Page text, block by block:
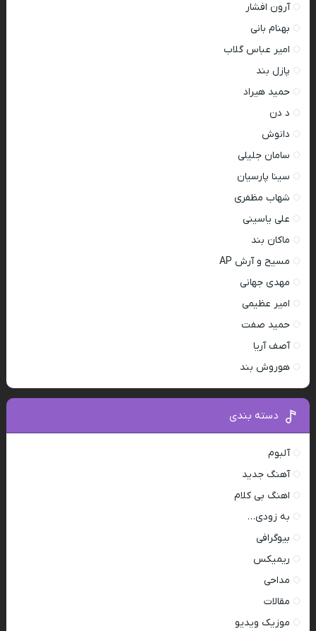
آرون افشار
بهنام بانی
امیر عباس گلاب
پازل بند
حمید هیراد
د دن
دانوش
سامان جلیلی
سینا پارسیان
شهاب مظفری
علی یاسینی
ماکان بند
مسیح و آرش AP
مهدی جهانی
امیر عظیمی
حمید صفت
آصف آریا
هوروش بند
دسته بندی
آلبوم
آهنگ جدید
اهنگ بی کلام
به زودی…
بیوگرافی
ریمیکس
مداحی
مقالات
موزیک ویدیو